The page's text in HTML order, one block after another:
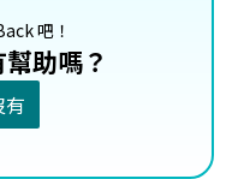
吧！
助嗎？
有